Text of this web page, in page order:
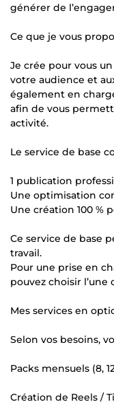
générer de
Ce que je vous
Je crée pour vous
votre audience et
également en
afin de vous
activité.
Le service de base
1 publication
Une optimisation
Une création 100 %
Ce service de base
travail.
Pour une prise en
pouvez choisir l’une
Mes services en
Selon vos besoins,
Packs mensuels (8,
Création de Reels /